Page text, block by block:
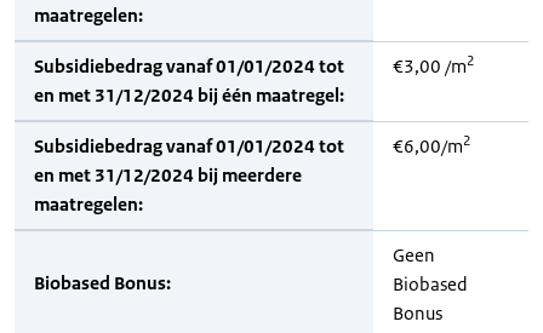
maatregelen:
Subsidiebedrag vanaf 01/01/2024 tot
en met 31/12/2024 bij één maatregel:
€3,00 /m2
Subsidiebedrag vanaf 01/01/2024 tot
en met 31/12/2024 bij meerdere
maatregelen:
€6,00/m2
Biobased Bonus:
Geen
Biobased
Bonus